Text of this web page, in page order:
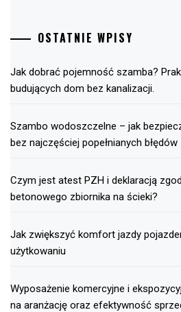
OSTATNIE WPISY
Jak dobrać pojemność szamba?
budujących dom bez kanalizacji.
Szambo wodoszczelne – jak
bez najczęściej popełnianych błędów
Czym jest atest PZH i deklaracją
betonowego zbiornika na ścieki?
Jak zwiększyć komfort jazdy
użytkowaniu
Wyposażenie komercyjne i
na aranżację oraz efektywność